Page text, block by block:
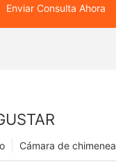
Enviar Consulta Ahora
Cámara de chimenea